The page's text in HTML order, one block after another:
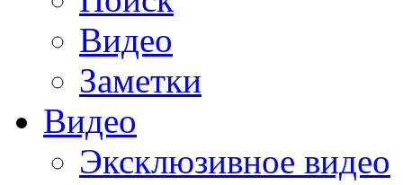
Видео
Заметки
Видео
Эксклюзивное видео